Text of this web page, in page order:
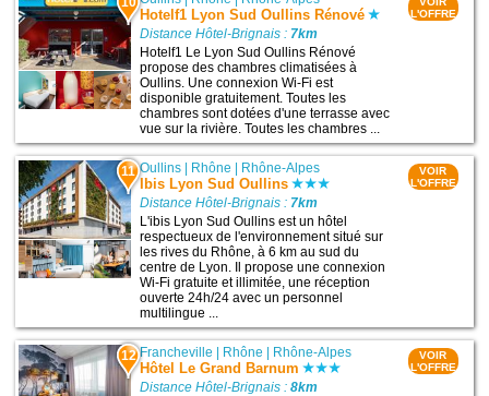
Hotelf1 Lyon Sud Oullins Rénové
Distance Hôtel-Brignais : 7km
Hotelf1 Le Lyon Sud Oullins Rénové
propose des chambres climatisées à
Oullins. Une connexion Wi-Fi est
disponible gratuitement. Toutes les
chambres sont dotées d'une terrasse avec
vue sur la rivière. Toutes les chambres ...
L'OFFRE
11 Oullins | Rhône | Rhône-Alpes
Ibis Lyon Sud Oullins
Distance Hôtel-Brignais : 7km
L'ibis Lyon Sud Oullins est un hôtel
respectueux de l'environnement situé sur
les rives du Rhône, à 6 km au sud du
centre de Lyon. Il propose une connexion
Wi-Fi gratuite et illimitée, une réception
ouverte 24h/24 avec un personnel
multilingue ...
VOIR
L'OFFRE
12 Francheville | Rhône | Rhône-Alpes
Hôtel Le Grand Barnum
Distance Hôtel-Brignais :8km
VOIR
L'OFFRE